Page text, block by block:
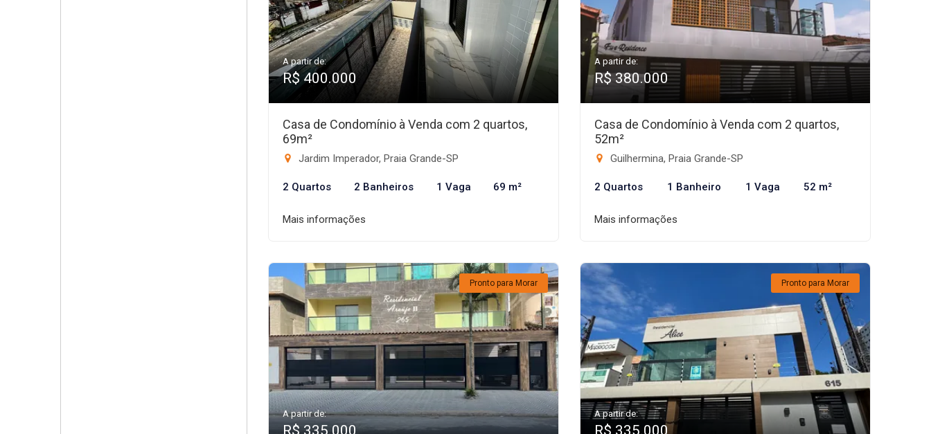
A partir de:
R$ 400.000
Casa de Condomínio à Venda com 2 quartos,
69m²
Jardim Imperador, Praia Grande-SP
2 Quartos 2 Banheiros 1 Vaga 69 m²
Mais informações
A partir de:
R$ 380.000
Casa de Condomínio à Venda com 2 quartos,
52m²
Guilhermina, Praia Grande-SP
2 Quartos 1 Banheiro 1 Vaga 52 m²
Mais informações
Pronto para Morar
A partir de:
R$ 335.000
Pronto para Morar
A partir de:
R$ 335.000